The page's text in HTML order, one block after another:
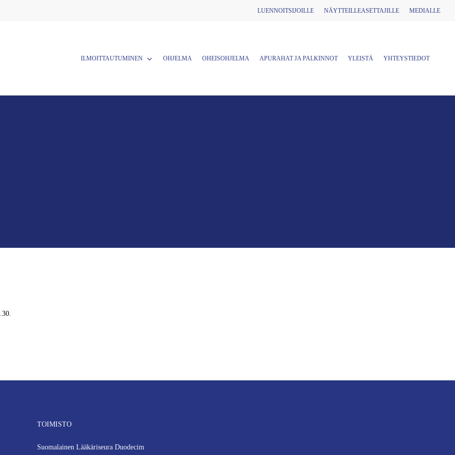
LUENNOITSIJOILLE NÄYTTEILLEASETTAJILLE MEDIALLE
ILMOITTAUTUMINEN OHJELMA OHEISOHJELMA APURAHAT JA PALKINNOT YLEISTÄ YHTEYSTIEDOT
TOIMISTO
Suomalainen Lääkäriseura Duodecim